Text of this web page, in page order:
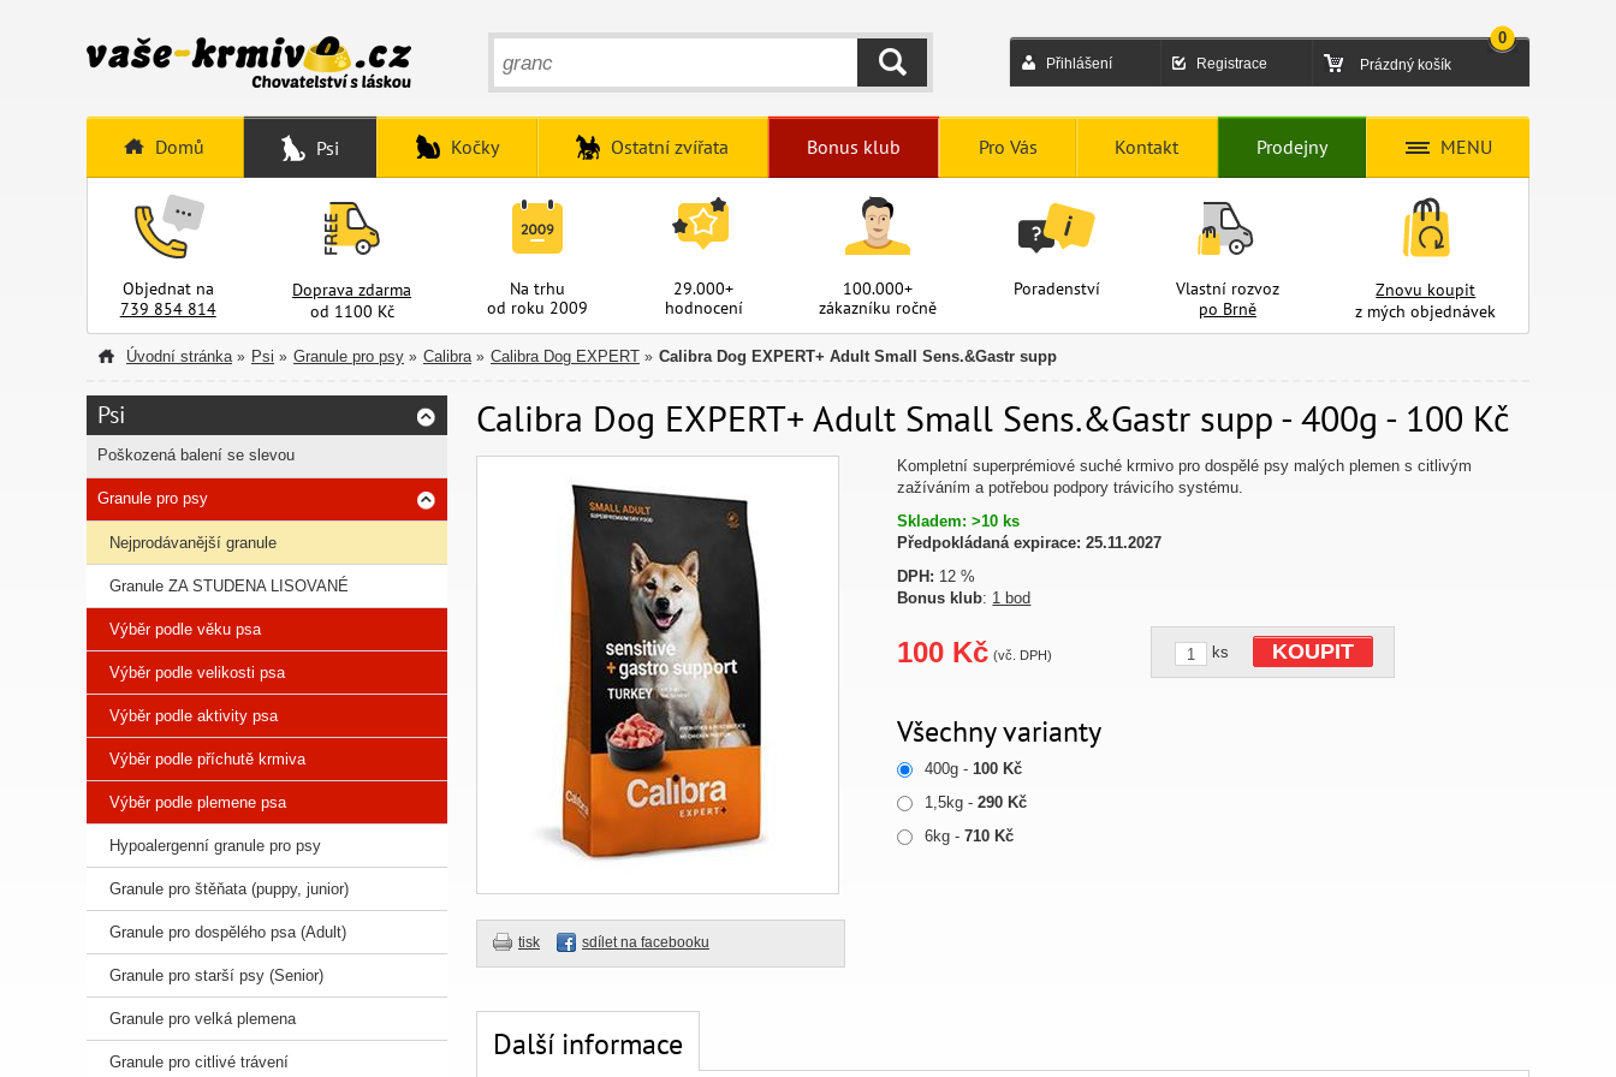
Přihlášení Registrace Prázdný košík
0
HLEDAT
Domů Psi Kočky Ostatní zvířata Bonus klub Pro Vás Kontakt Prodejny MENU
Objednat na
739 854 814
Doprava zdarma
od 1100 Kč
Na trhu
od roku 2009
29.000+
hodnocení
100.000+
zákazníku ročně
Poradenství
Vlastní rozvoz
po Brně
Znovu koupit
z mých objednávek
Úvodní stránka » Psi » Granule pro psy » Calibra » Calibra Dog EXPERT » Calibra Dog EXPERT+ Adult Small Sens.&Gastr supp
Calibra Dog EXPERT+ Adult Small Sens.&Gastr supp - 400g - 100 Kč
tisk sdílet na facebooku
Kompletní superprémiové suché krmivo pro dospělé psy malých plemen s citlivým
zažíváním a potřebou podpory trávicího systému.
Skladem: >10 ks
Předpokládaná expirace: 25.11.2027
DPH: 12 %
Bonus klub: 1 bod
100 Kč (vč. DPH) ks KOUPIT
Všechny varianty
400g -100 Kč
1,5kg -290 Kč
6kg -710 Kč
Další informace
Psi
Poškozená balení se slevou
Granule pro psy
Nejprodávanější granule
Granule ZA STUDENA LISOVANÉ
Výběr podle věku psa
Výběr podle velikosti psa
Výběr podle aktivity psa
Výběr podle příchutě krmiva
Výběr podle plemene psa
Hypoalergenní granule pro psy
Granule pro štěňata (puppy, junior)
Granule pro dospělého psa (Adult)
Granule pro starší psy (Senior)
Granule pro velká plemena
Granule pro citlivé trávení